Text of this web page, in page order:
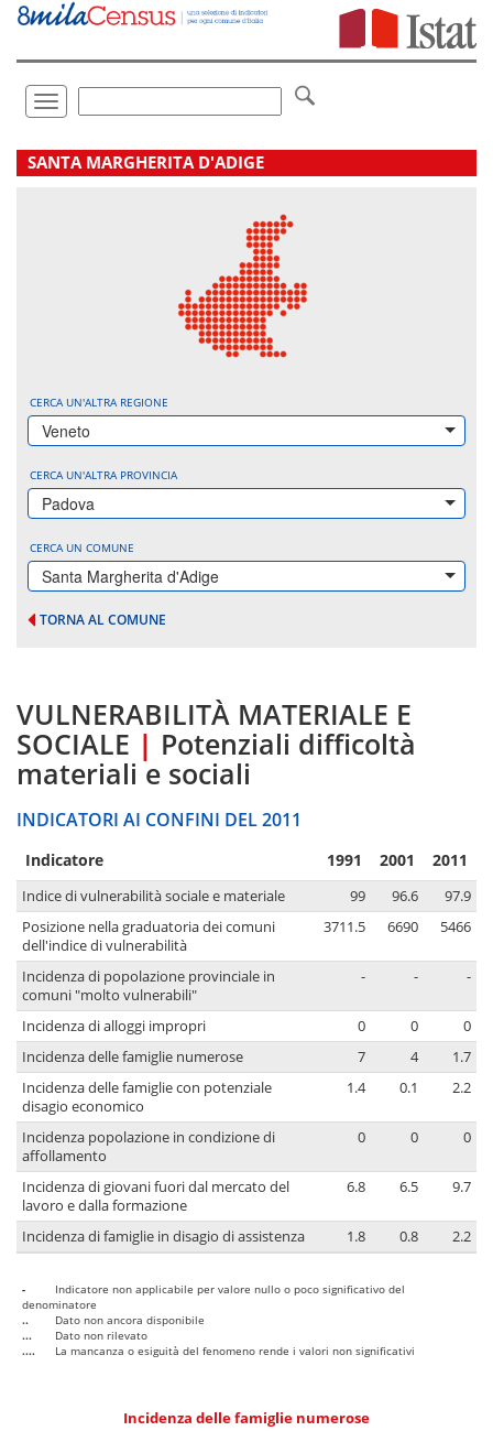
Vai
direttamente
Toggle
navigation
.
SANTA MARGHERITA D'ADIGE
CERCA UN'ALTRA REGIONE
Veneto
CERCA UN'ALTRA PROVINCIA
Padova
CERCA UN COMUNE
Santa Margherita d'Adige
TORNA AL COMUNE
VULNERABILITÀ MATERIALE E
SOCIALE | Potenziali difficoltà
materiali e sociali
INDICATORI AI CONFINI DEL 2011
Indicatore 1991 2001 2011
Indice di vulnerabilità sociale e materiale 99 96.6
97.9
Posizione nella graduatoria dei comuni
dell'indice di vulnerabilità
3711.5 6690 5466
Incidenza di popolazione provinciale in
comuni "molto vulnerabili"
- - -
Incidenza di alloggi impropri 0 0
0
Incidenza delle famiglie numerose
7 4
1.7
Incidenza delle famiglie con potenziale
disagio economico
1.4 0.1 2.2
Incidenza popolazione in condizione di
affollamento
0 0 0
Incidenza di giovani fuori dal mercato del
lavoro e dalla formazione
6.8 6.5 9.7
Incidenza di famiglie in disagio di assistenza 1.8 0.8 2.2
-
Indicatore non applicabile per valore nullo o poco significativo del
denominatore
..
Dato non ancora disponibile
...
Dato non rilevato
....
La mancanza o esiguità del fenomeno rende i valori non significativi
Incidenza delle famiglie numerose